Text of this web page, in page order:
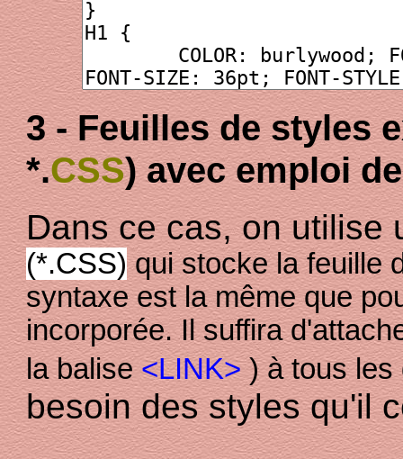
3 - Feuilles de styles
*.CSS) avec emploi
Dans ce cas, on utilise
(*.CSS)qui stocke la feuille
syntaxe est la même que
incorporée. Il suffira
la balise<LINK>) à tous les
besoin des styles qu'il